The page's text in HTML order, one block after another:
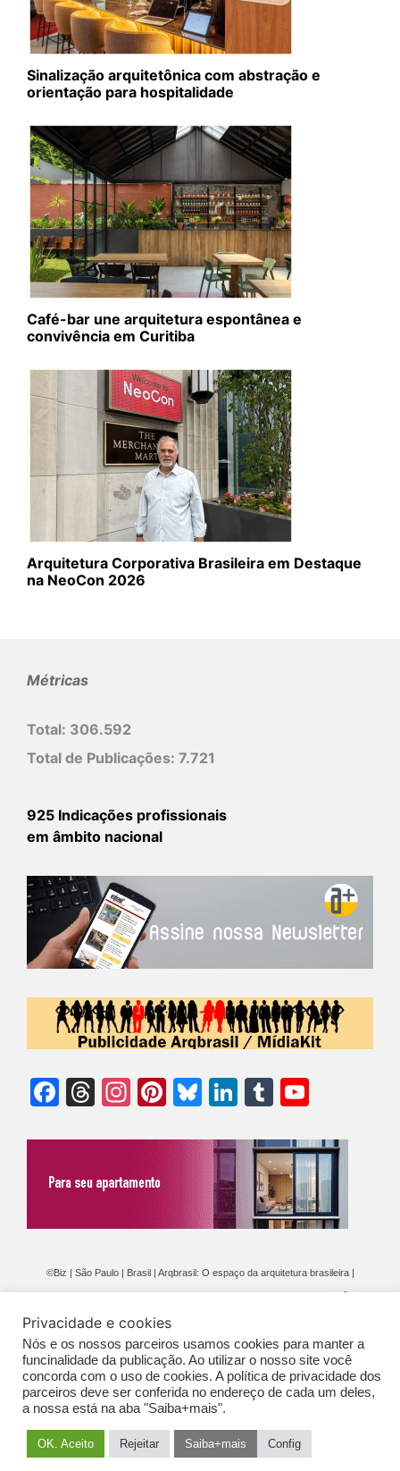
Sinalização arquitetônica com abstração e
orientação para hospitalidade
Café-bar une arquitetura espontânea e
convivência em Curitiba
Arquitetura Corporativa Brasileira em Destaque
na NeoCon 2026
Métricas
Total: 306.592
Total de Publicações: 7.721
925 Indicações profissionais
em âmbito nacional
Facebook
Threads
Instagram
Pinterest
Bluesky
LinkedIn
Tumblr
©Biz | São Paulo | Brasil | Arqbrasil: O espaço da arquitetura brasileira |
GERAIS DE PUBLICAÇÃO (CGP
Privacidade e cookies
Nós e os nossos parceiros usamos cookies para manter a
funcinalidade da publicação. Ao utilizar o nosso site você
concorda com o uso de cookies. A política de privacidade dos
parceiros deve ser conferida no endereço de cada um deles,
a nossa está na aba "Saiba+mais".
OK. Aceito Rejeitar Saiba+mais Config